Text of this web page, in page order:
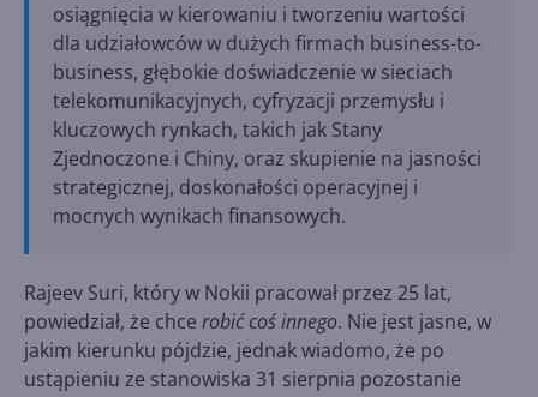
osiągnięcia w kierowaniu i tworzeniu wartości
dla udziałowców w dużych firmach business-to-
business, głębokie doświadczenie w sieciach
telekomunikacyjnych, cyfryzacji przemysłu i
kluczowych rynkach, takich jak Stany
Zjednoczone i Chiny, oraz skupienie na jasności
strategicznej, doskonałości operacyjnej i
mocnych wynikach finansowych.
Rajeev Suri, który w Nokii pracował przez 25 lat,
powiedział, że chce robić coś innego. Nie jest jasne, w
jakim kierunku pójdzie, jednak wiadomo, że po
ustąpieniu ze stanowiska 31 sierpnia pozostanie